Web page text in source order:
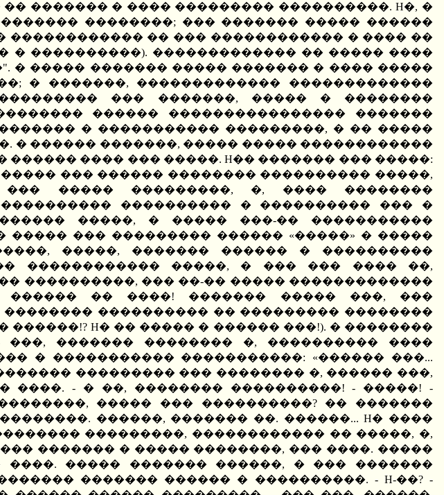
������� � ���� ��������� ����������. H�, �
��������; ��� ������� ����� ������
�� ��� ������������ � ���� ��
����������). ������������� �� ����� ����
� ����� ������� ����� ������� � ���� �����
� �������, ������������� �������������
��� �������, ����� � ��������
������ ���������������� �������
� ����������� ���������, � �� �����
� ������ �������, ����� ����� ������������
���� ��� �����. H�� ������� ��� �����:
��� ������ �������� ���������� �����,
��� ����� ���������, �, ���� ��������
���������� � ���������� ��� �
�����, � ����� ���-�� �����������
��� ��������� ������ «�����» � �����
�����, ������� ������ � ����������
������������ �����, � ��� ��� ���� ��,
����������, ��� ��-�� ����� �������������
�� ����! ������� ����� ���, ���
���������� �� ��������� ��������
H� �� ����� � ������ ���!). � ��������
������� �������� �, ���������� ����
� ����������� �����������: «������ ���...
��������� ��� �������� �, ������ ���,
����. - � ��, �������� ����������! - �����! -
����� ��� ����������? �� �������
������, ������� ��. ������... H� ����
���������, ������������ �� �����, �,
������� � ����� ��������, ��� ����. �����
����� ������� ������, � ��� �������
������� ������ � ����������. - H-��? -